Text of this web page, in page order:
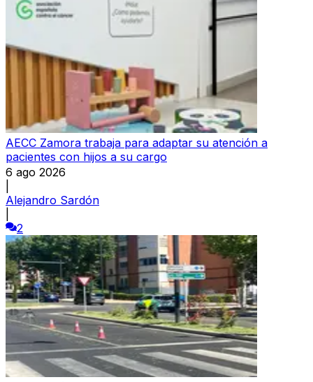
AECC Zamora trabaja para adaptar su atención a
pacientes con hijos a su cargo
6 ago 2026
Alejandro Sardón
2